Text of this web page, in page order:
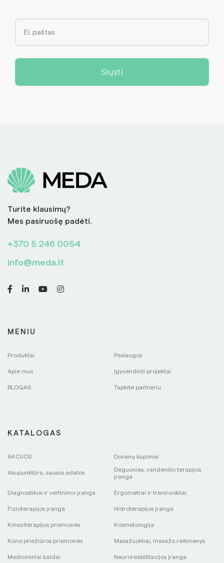
Siųsti
Turite klausimų?
Mes pasiruošę padėti.
+370 5 246 0054
info@meda.lt
MENIU
Produktai Paslaugos
Apie mus Įgyvendinti projektai
BLOGAS Tapkite partneriu
KATALOGAS
AKCIJOS Dovanų kuponai
Akupunktūra, sausos adatos
Deguonies, vandenilio terapijos
įranga
Diagnostikos ir vertinimo įranga Ergometrai ir treniruokliai
Fizioterapijos įranga Hidroterapijos įranga
Kineziterapijos priemonės Kosmetologija
Kūno priežiūros priemonės Masažuokliai, masažo reikmenys
Medicininiai baldai Neuroreabilitacijos įranga